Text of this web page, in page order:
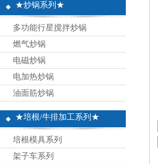
★炒锅系列★
多功能行星搅拌炒锅
燃气炒锅
电磁炒锅
电加热炒锅
油面筋炒锅
★培根/牛排加工系列★
培根模具系列
架子车系列